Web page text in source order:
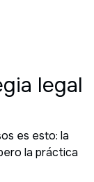
legal
es esto: la
la práctica